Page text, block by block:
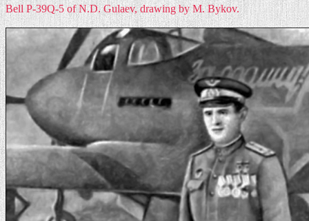
Bell P-39Q-5 of N.D. Gulaev, drawing by M. Bykov.